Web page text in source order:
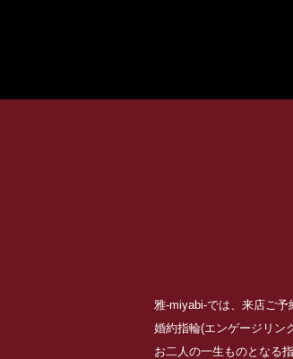
雅-miyabi-では、来店ご予
婚約指輪(エンゲージリン
お二人の一生ものとなる